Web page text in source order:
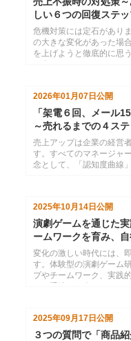
しい６つの回復ステ
４
危機対策には定石があり
の大きな変化があった場
を上げようと徹底的に思
2026年01月07日公開
「架電６回、メール
～売れるまでの４ス
論１
売上アップは企業の経営
す。すべてのマネージャ
念として、「認知度曲線
2025年10月14日 公開
演劇ゲームを通じた
ームワークを育み、
変化の激しい時代には、
す。体験型の演劇ゲーム
プやチームワーク、実践
2025年09月17日公開
３つの質問で「商品